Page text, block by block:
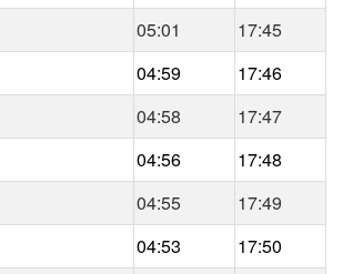
05:01
17:45
04:59
17:46
04:58
17:47
04:56
17:48
04:55
17:49
04:53
17:50